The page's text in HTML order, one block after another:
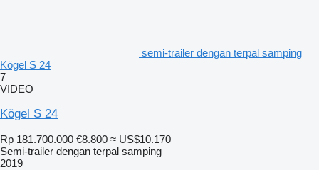
semi-trailer dengan terpal samping
Kögel S 24
7
VIDEO
Kögel S 24
Rp 181.700.000 €8.800 ≈ US$10.170
Semi-trailer dengan terpal samping
2019